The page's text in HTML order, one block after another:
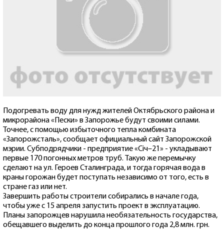
Подогревать воду для нужд жителей Октябрьского района и
микрорайона «Пески» в Запорожье будут своими силами.
Точнее, с помощью избыточного тепла комбината
«Запорожсталь», сообщает официальный сайт Запорожской
мэрии. Субподрядчики - предприятие «Січ–21» - укладывают
первые 170 погонных метров труб. Такую же перемычку
сделают на ул. Героев Сталинграда, и тогда горячая вода в
краны горожан будет поступать независимо от того, есть в
стране газ или нет.
Завершить работы строители собирались в начале года,
чтобы уже с 15 апреля запустить проект в эксплуатацию.
Планы запорожцев нарушила необязательность государства,
обещавшего выделить до конца прошлого года 2,8 млн. грн.